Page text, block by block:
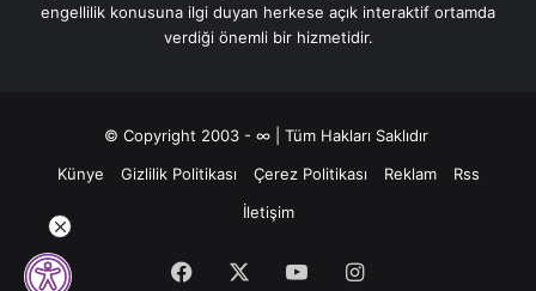
engellilik konusuna ilgi duyan herkese açık interaktif ortamda
verdiği önemli bir hizmetidir.
© Copyright 2003 - ∞ | Tüm Hakları Saklıdır
Künye
Gizlilik Politikası Çerez Politikası Reklam
Rss
İletişim
Facebook YouTubeInstagram